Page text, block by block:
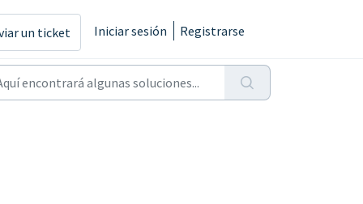
un ticket Iniciar sesión Registrarse